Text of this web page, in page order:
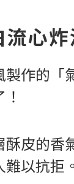
心
製作的「
酥皮的香
以抗拒。